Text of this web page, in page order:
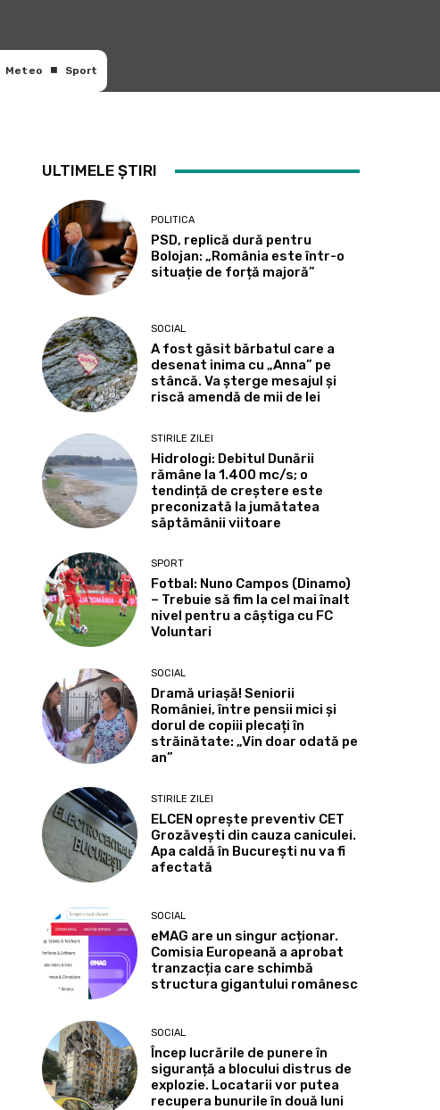
Meteo Sport
ULTIMELE ȘTIRI
POLITICA
PSD, replică dură pentru
Bolojan: „România este într-o
situație de forță majoră”
SOCIAL
A fost găsit bărbatul care a
desenat inima cu „Anna” pe
stâncă. Va șterge mesajul și
riscă amendă de mii de lei
STIRILE ZILEI
Hidrologi: Debitul Dunării
rămâne la 1.400 mc/s; o
tendință de creștere este
preconizată la jumătatea
săptămânii viitoare
SPORT
Fotbal: Nuno Campos (Dinamo)
– Trebuie să fim la cel mai înalt
nivel pentru a câștiga cu FC
Voluntari
SOCIAL
Dramă uriașă! Seniorii
României, între pensii mici și
dorul de copiii plecați în
străinătate: „Vin doar odată pe
an”
STIRILE ZILEI
ELCEN oprește preventiv CET
Grozăvești din cauza caniculei.
Apa caldă în București nu va fi
afectată
SOCIAL
eMAG are un singur acționar.
Comisia Europeană a aprobat
tranzacția care schimbă
structura gigantului românesc
SOCIAL
Încep lucrările de punere în
siguranță a blocului distrus de
explozie. Locatarii vor putea
recupera bunurile în două luni